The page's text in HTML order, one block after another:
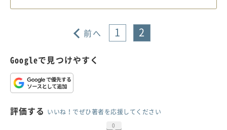
前へ 1 2
Googleで見つけやすく
評価する いいね！でぜひ著者を応援してください
0